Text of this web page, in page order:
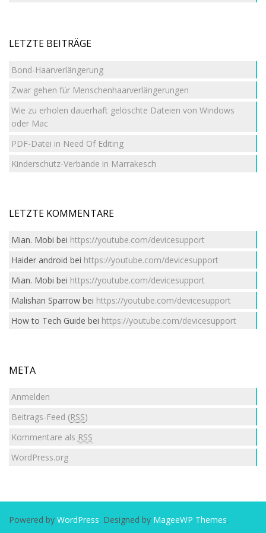
LETZTE BEITRÄGE
Bond-Haarverlängerung
Zwar gehen für Menschenhaarverlängerungen
Wie zu erholen dauerhaft gelöschte Dateien von Windows
oder Mac
PDF-Datei in Need Of Editing
Kinderschutz-Verbände in Marrakesch
LETZTE KOMMENTARE
Mian. Mobi bei https://youtube.com/devicesupport
Haider android bei https://youtube.com/devicesupport
Mian. Mobi bei https://youtube.com/devicesupport
Malishan Sparrowbei https://youtube.com/devicesupport
How to Tech Guide bei https://youtube.com/devicesupport
META
Anmelden
Beitrags-Feed (RSS)
Kommentare als RSS
WordPress.org
Powered by WordPress. Designed by MageeWP Themes.